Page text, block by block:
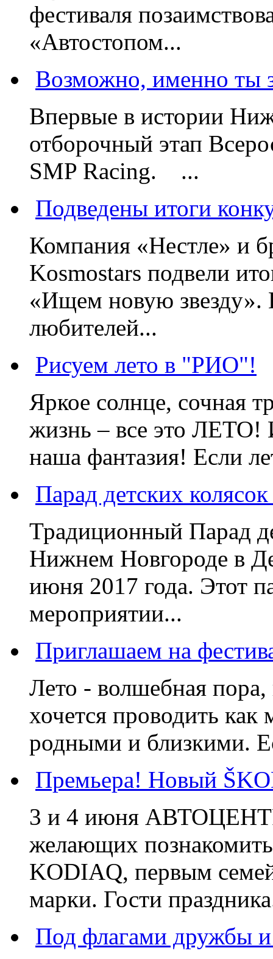
фестиваля
«Автостопом...
Возможно, именно ты
Впервые в истории
отборочный этап
SMP Racing. ...
Подведены итоги
Компания «Нестле» и
Kosmostars подвели
«Ищем новую звезду».
любителей...
Рисуем лето в "РИО"!
Яркое солнце, сочная
жизнь – все это ЛЕТО!
наша фантазия! Если
Парад детских
Традиционный Парад
Нижнем Новгороде в
июня 2017 года. Этот
мероприятии...
Приглашаем на
Лето - волшебная пора,
хочется проводить
родными и близкими.
Премьера! Новый
3 и 4 июня
желающих
KODIAQ, первым
марки. Гости
Под флагами дружбы и